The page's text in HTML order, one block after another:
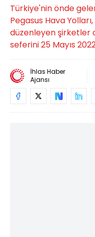
Türkiye'nin önde
Pegasus Hava
düzenleyen şirketler
seferini 25 Mayıs
İhlas Haber
Ajansı